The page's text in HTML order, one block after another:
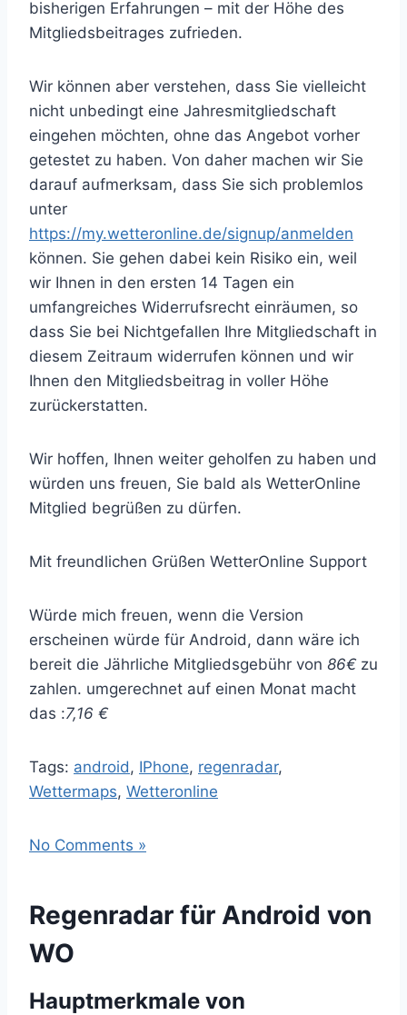
bisherigen Erfahrungen – mit der Höhe des
Mitgliedsbeitrages zufrieden.
Wir können aber verstehen, dass Sie vielleicht
nicht unbedingt eine Jahresmitgliedschaft
eingehen möchten, ohne das Angebot vorher
getestet zu haben. Von daher machen wir Sie
darauf aufmerksam, dass Sie sich problemlos
unter
https://my.wetteronline.de/signup/anmelden
können. Sie gehen dabei kein Risiko ein, weil
wir Ihnen in den ersten 14 Tagen ein
umfangreiches Widerrufsrecht einräumen, so
dass Sie bei Nichtgefallen Ihre Mitgliedschaft in
diesem Zeitraum widerrufen können und wir
Ihnen den Mitgliedsbeitrag in voller Höhe
zurückerstatten.
Wir hoffen, Ihnen weiter geholfen zu haben und
würden uns freuen, Sie bald als WetterOnline
Mitglied begrüßen zu dürfen.
Mit freundlichen Grüßen WetterOnline Support
Würde mich freuen, wenn die Version
erscheinen würde für Android, dann wäre ich
bereit die Jährliche Mitgliedsgebühr von 86€zu
zahlen. umgerechnet auf einen Monat macht
das :7,16 €
Tags: android, IPhone, regenradar,
Wettermaps, Wetteronline
No Comments »
Regenradar für Android von
WO
Hauptmerkmale von